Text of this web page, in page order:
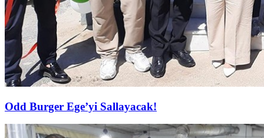
Odd Burger Ege’yi Sallayacak!